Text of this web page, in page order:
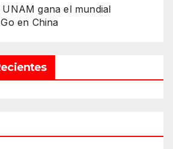
UNAM gana el mundial
en China